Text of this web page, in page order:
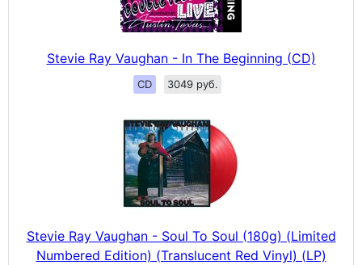
Stevie Ray Vaughan - In The Beginning (CD)
CD 3049 руб.
Stevie Ray Vaughan - Soul To Soul (180g) (Limited
Numbered Edition) (Translucent Red Vinyl) (LP)